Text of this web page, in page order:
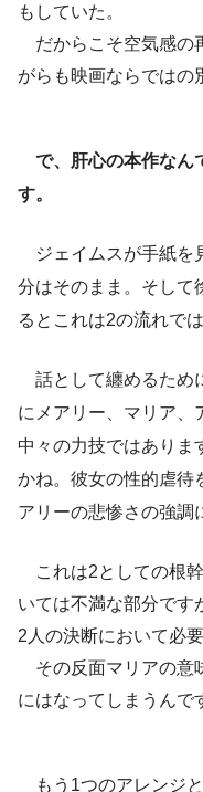
もしていた。
だからこそ空気感の
がらも映画ならではの
で、肝心の本作なん
す。
ジェイムスが手紙を
分はそのまま。そして
るとこれは2の流れで
話として纏めるため
にメアリー、マリア、
中々の力技ではありま
かね。彼女の性的虐待
アリーの悲惨さの強調
これは2としての根
いては不満な部分です
2人の決断において必
その反面マリアの意
にはなってしまうんで
もう1つのアレンジと